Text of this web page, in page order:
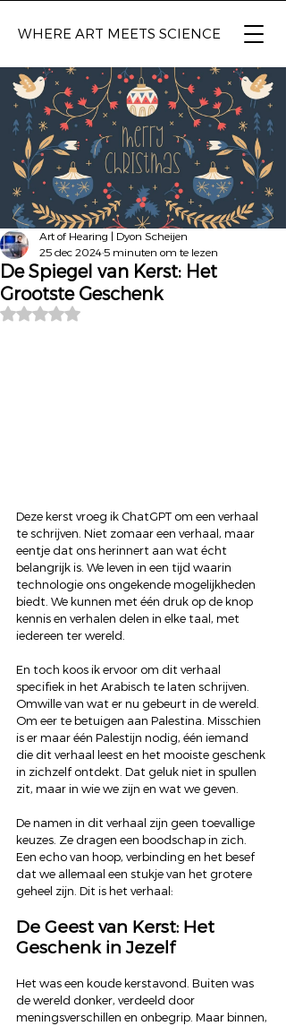
WHERE ART MEETS SCIENCE
De Spiegel van Kerst: Het
Grootste Geschenk
Art of Hearing | Dyon Scheijen
25 dec 20245 minuten om te lezen
Beoordeeld met NaN uit 5 sterren.
Deze kerst vroeg ik ChatGPT om een verhaal
te schrijven. Niet zomaar een verhaal, maar
eentje dat ons herinnert aan wat écht
belangrijk is. We leven in een tijd waarin
technologie ons ongekende mogelijkheden
biedt. We kunnen met één druk op de knop
kennis en verhalen delen in elke taal, met
iedereen ter wereld.
En toch koos ik ervoor om dit verhaal
specifiek in het Arabisch te laten schrijven.
Omwille van wat er nu gebeurt in de wereld.
Om eer te betuigen aan Palestina. Misschien
is er maar één Palestijn nodig, één iemand
die dit verhaal leest en het mooiste geschenk
in zichzelf ontdekt. Dat geluk niet in spullen
zit, maar in wie we zijn en wat we geven.
De namen in dit verhaal zijn geen toevallige
keuzes. Ze dragen een boodschap in zich.
Een echo van hoop, verbinding en het besef
dat we allemaal een stukje van het grotere
geheel zijn. Dit is het verhaal:
De Geest van Kerst: Het
Geschenk in Jezelf
Het was een koude kerstavond. Buiten was
de wereld donker, verdeeld door
meningsverschillen en onbegrip. Maar binnen,